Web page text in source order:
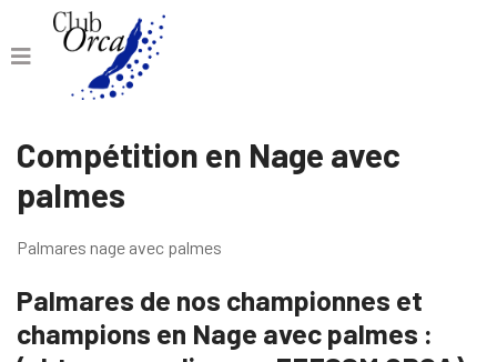
Compétition en Nage avec
palmes
Palmares nage avec palmes
Palmares de nos championnes et
champions en Nage avec palmes :